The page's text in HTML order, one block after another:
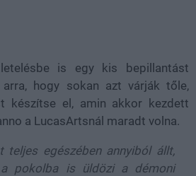
is egy kis bepillantást
arra, hogy sokan azt várják tőle,
készítse el, amin akkor kezdett
a LucasArtsnál maradt volna.
teljes egészében annyiból állt,
a pokolba is üldözi a démoni